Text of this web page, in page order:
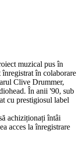
muzical pus în
în colaborare
Clive Drummer,
În anii '90, sub
cu prestigiosul label
achiziționați întâi
acces la înregistrare